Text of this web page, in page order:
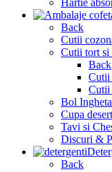
Hartie
Back
Cutii
Cutii tort si
Back
Cutii
Cutii
Bol
Cupa desert
Tavi si
Discuri &
Back